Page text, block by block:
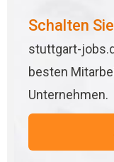
Schalten
stuttgart-
besten
Unternehmen.